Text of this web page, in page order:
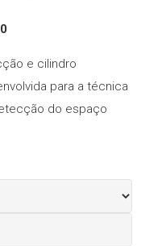
e cilindro
para a técnica
do espaço